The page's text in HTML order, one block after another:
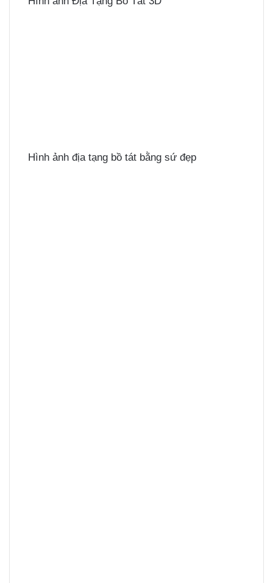
Hình ảnh địa tạng bồ tát bằng sứ đẹp